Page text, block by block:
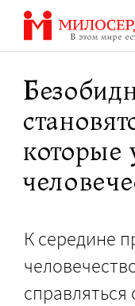
Перейти
содержанию
которые
К середине